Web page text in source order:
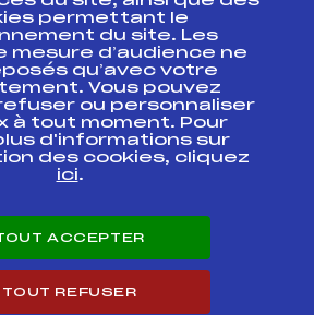
fédéral
fédéral
Formation, Suivi
permettant le
du site. Les
mesure d’audience ne
qu’avec votre
Vous pouvez
ou personnaliser
à tout moment. Pour
d'informations sur
des cookies, cliquez
ici.
ACCEPTER
TOUT REFUSER